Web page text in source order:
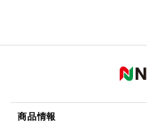
商品情報